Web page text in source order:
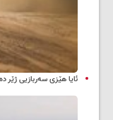
ئایا هێزی سەربازیی ژێر